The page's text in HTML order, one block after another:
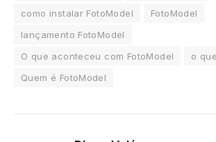
como instalar FotoModel
FotoModel
lançamento FotoModel
O que aconteceu com FotoModel
o
Quem é FotoModel